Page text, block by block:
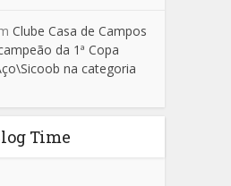
Clube Casa de Campos
da 1ª Copa
na categoria
Time